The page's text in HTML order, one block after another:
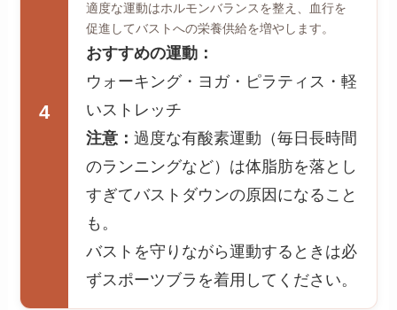
4
適度な運動はホルモンバランスを整え、血行を
促進してバストへの栄養供給を増やします。
おすすめの運動：
ウォーキング・ヨガ・ピラティス・軽
いストレッチ
注意：過度な有酸素運動（毎日長時間
のランニングなど）は体脂肪を落とし
すぎてバストダウンの原因になること
も。
バストを守りながら運動するときは必
ずスポーツブラを着用してください。